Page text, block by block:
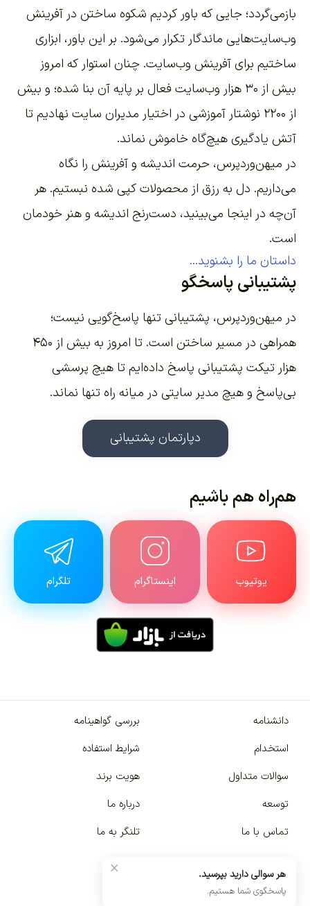
بازمی‌گردد؛ جایی که باور کردیم شکوه ساختن در آفرینش
وب‌سایت‌هایی ماندگار تکرار می‌شود. بر این باور، ابزاری
ساختیم برای آفرینش وب‌سایت. چنان استوار که امروز
بیش از ۳۰ هزار وب‌سایت فعال بر پایه آن بنا شده؛ و بیش
از ۲۲۰۰
نوشتار آموزشی در اختیار مدیران سایت نهادیم تا
آتش یادگیری هیچ‌گاه خاموش نماند.
در میهن‌وردپرس، حرمت اندیشه و آفرینش را نگاه
می‌داریم. دل به رزق از محصولات کپی شده نبستیم. هر
آن‌چه در اینجا می‌بینید، دست‌رنج اندیشه و هنر خودمان
است.
داستان ما را بشنوید...
پشتیبانی پاسخگو
در میهن‌وردپرس، پشتیبانی تنها پاسخ‌گویی نیست؛
همراهی در مسیر ساختن است. تا امروز به بیش از ۴۵۰
هزار تیکت پشتیبانی پاسخ داده‌ایم تا هیچ پرسشی
بی‌پاسخ و هیچ مدیر سایتی در میانه راه تنها نماند.
دپارتمان پشتیبانی
هم‌راه هم باشیم
یوتیوب اینستاگرام تلگرام
دانشنامه
بررسی گواهینامه
استخدام
شرایط استفاده
سوالات متداول
هویت برند
توسعه
درباره ما
تماس با ما
تلنگر به ما
× هر سوالی دارید بپرسید.
پاسخگوی شما هستیم.